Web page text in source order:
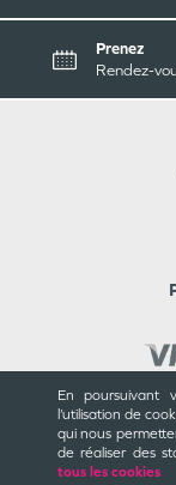
En poursuivant
l’utilisation de
qui nous
de réaliser des
tous les cookies
Prenez
Rendez-